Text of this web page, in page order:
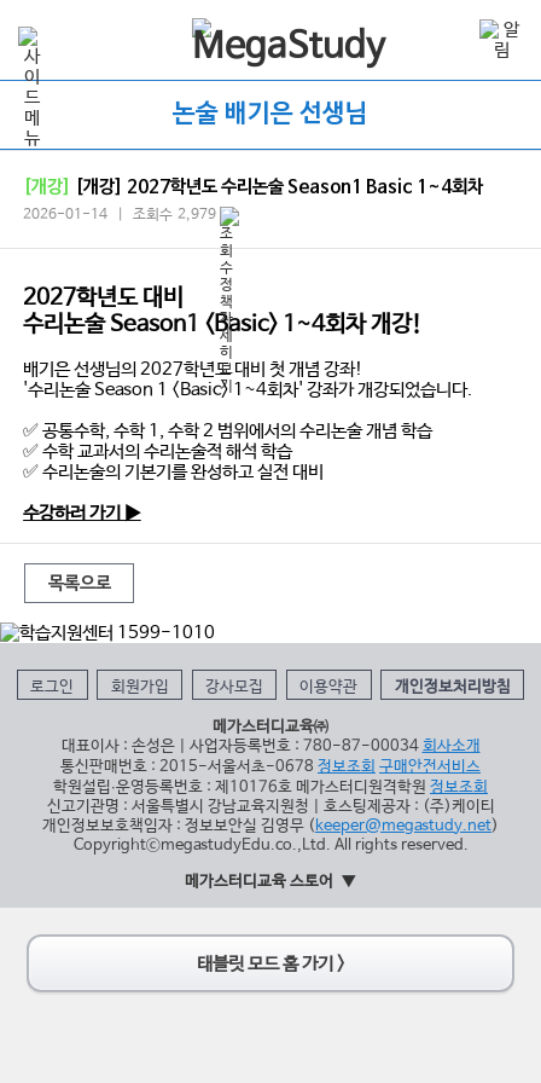
논술 배기은 선생님
[개강] [개강] 2027학년도 수리논술 Season1 Basic 1~4회차
2026-01-14 | 조회수 2,979
2027학년도 대비
수리논술 Season1 <Basic> 1~4회차 개강!
배기은 선생님의 2027학년도 대비 첫 개념 강좌!
'수리논술 Season 1 <Basic> 1~4회차' 강좌가 개강되었습니다.
✅ 공통수학, 수학 1, 수학 2 범위에서의 수리논술 개념 학습
✅ 수학 교과서의 수리논술적 해석 학습
✅ 수리논술의 기본기를 완성하고 실전 대비
수강하러 가기 ▶
목록으로
로그인 회원가입 강사모집 이용약관 개인정보처리방침
메가스터디교육㈜
대표이사 : 손성은 | 사업자등록번호 : 780-87-00034 회사소개
통신판매번호 : 2015-서울서초-0678 정보조회 구매안전서비스
학원설립∙운영등록번호 : 제10176호 메가스터디원격학원 정보조회
신고기관명 : 서울특별시 강남교육지원청 | 호스팅제공자 : (주)케이티
개인정보보호책임자 : 정보보안실 김영무 (keeper@megastudy.net)
CopyrightⓒmegastudyEdu.co.,Ltd. All rights reserved.
메가스터디교육 스토어
태블릿 모드 홈 가기 >